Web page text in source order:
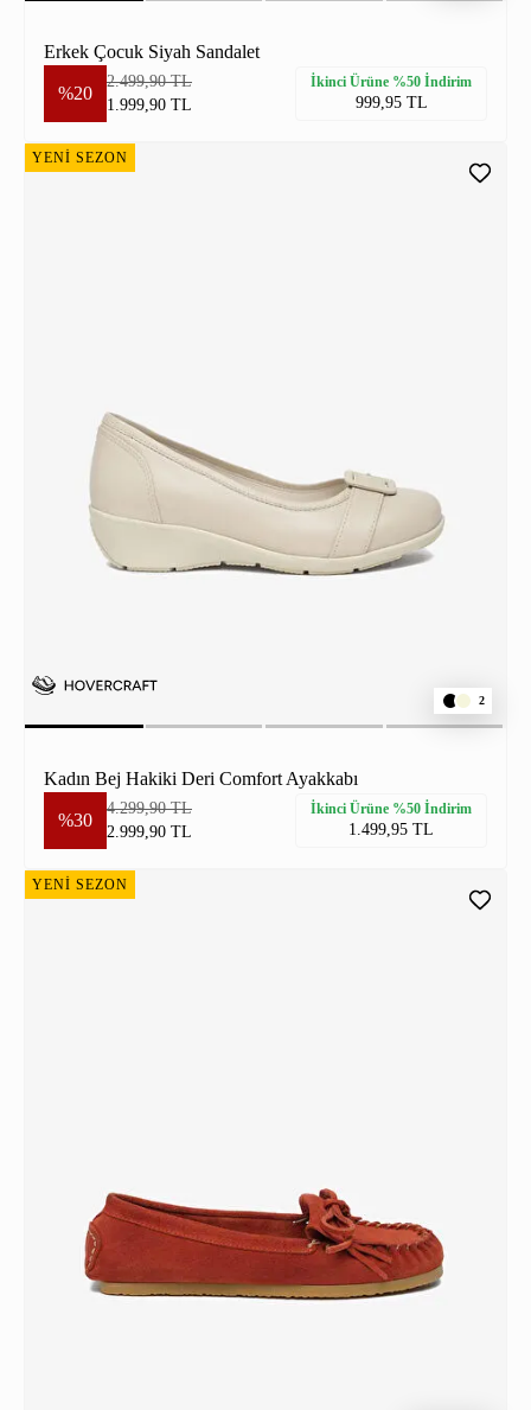
Erkek Çocuk Siyah Sandalet
%20
2.499,90 TL
1.999,90 TL
İkinci Ürüne %50 İndirim
999,95 TL
YENİ SEZON
2
Kadın Bej Hakiki Deri Comfort Ayakkabı
%30
4.299,90 TL
2.999,90 TL
İkinci Ürüne %50 İndirim
1.499,95 TL
YENİ SEZON